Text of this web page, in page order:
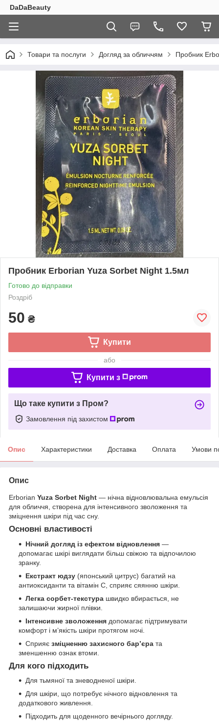
DaDaBeauty
Товари та послуги Догляд за обличчям Пробник
Пробник Erborian Yuza Sorbet Night 1.5мл
Готово до відправки
Роздріб
50 ₴
Купити
або
Купити з
Що таке купити з Пром?
Замовлення під захистом
Опис Характеристики Доставка Оплата Умови
Опис
Erborian Yuza Sorbet Night — нічна відновлювальна емульсія
для обличчя, створена для інтенсивного зволоження та
зміцнення шкіри під час сну.
Основні властивості
Нічний догляд із ефектом відновлення —
допомагає шкірі виглядати більш свіжою та відпочилою
зранку.
Екстракт юдзу (японський цитрус) багатий на
антиоксиданти та вітамін C, сприяє сяянню шкіри.
Легка сорбет-текстура швидко вбирається, не
залишаючи жирної плівки.
Інтенсивне зволоження допомагає підтримувати
комфорт і м’якість шкіри протягом ночі.
Сприяє зміцненню захисного бар’єра та
зменшенню ознак втоми.
Для кого підходить
Для тьмяної та зневодненої шкіри.
Для шкіри, що потребує нічного відновлення та
додаткового живлення.
Підходить для щоденного вечірнього догляду.